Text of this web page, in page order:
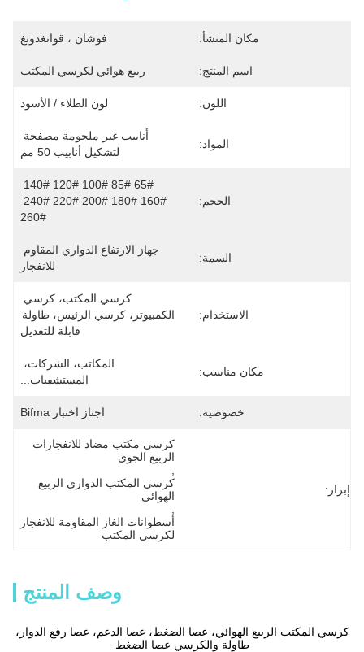
مكان المنشأ: فوشان ، قوانغدونغ
اسم المنتج: ربيع هوائي لكرسي المكتب
اللون: لون الطلاء / الأسود
المواد:
لتشكيل أنابيب 50 مم
الحجم:
260#
السمة:
للانفجار
الاستخدام:
قابلة للتعديل
مكان مناسب:
المستشفيات...
خصوصية: اجتاز اختبار Bifma
إبراز:
الربيع الجوي
الهوائي
لكرسي المكتب
وصف المنتج
كرسي المكتب الربيع الهوائي، عصا الضغط، عصا الدعم، عصا رفع الدوار،
طاولة والكرسي عصا الضغط